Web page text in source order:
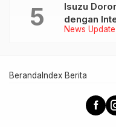
News Update
Isuzu
dengan
Link
Beranda Index Berita